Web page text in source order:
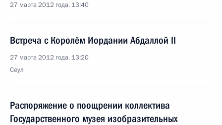
27 марта 2012 года, 13:40
Встреча с Королём Иордании Абдаллой II
27 марта 2012 года, 13:20
Сеул
Распоряжение о поощрении коллектива
Государственного музея изобразительных